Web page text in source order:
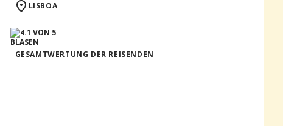
LISBOA
GESAMTWERTUNG DER REISENDEN